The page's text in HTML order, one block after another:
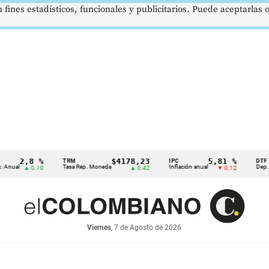
2,8 %
▲ 0.10
TRM
Tasa Rep. Moneda
$4178,23
▲ 0.42
IPC
Inflación anual
5,81 %
▼ 0.12
DTF
Dep.
Viernes, 7 de Agosto de 2026
estadísticos, funcionales y publicitarios. Puede aceptarlas